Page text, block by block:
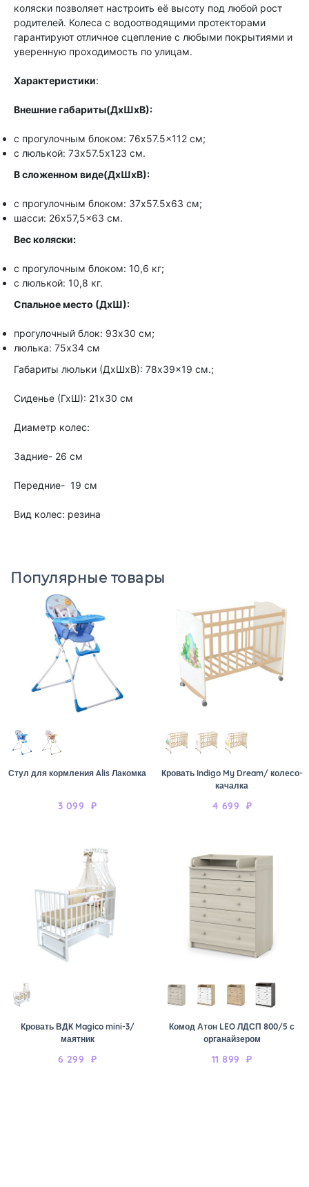
коляски позволяет настроить её высоту под любой рост
родителей. Колеса с водоотводящими протекторами
гарантируют отличное сцепление с любыми покрытиями и
уверенную проходимость по улицам.
Характеристики:
Внешние габариты(ДхШхВ):
с прогулочным блоком: 76x57.5x112 см;
с люлькой: 73х57.5x123 см.
В сложенном виде(ДхШхВ):
с прогулочным блоком: 37х57.5х63 см;
шасси: 26x57,5x63 см.
Вес коляски:
с прогулочным блоком: 10,6 кг;
с люлькой: 10,8 кг.
Спальное место (ДхШ):
прогулочный блок: 93х30 см;
люлька: 75х34 см
Габариты люльки (ДхШхВ): 78x39x19 см.;
Сиденье (ГхШ): 21х30 см
Диаметр колес:
Задние- 26 см
Передние- 19 см
Вид колес: резина
Популярные товары
Стул для кормления Alis Лакомка
3 099 ₽
Кровать Indigo My Dream/ колесо-
качалка
4 699 ₽
Кровать ВДК Magico mini-3/
маятник
6 299 ₽
Комод Атон LEO ЛДСП 800/5 с
органайзером
11 899 ₽